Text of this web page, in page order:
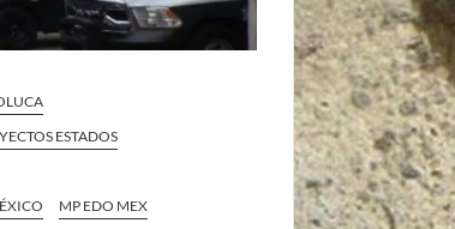
ESTADOS
MP EDO MEX